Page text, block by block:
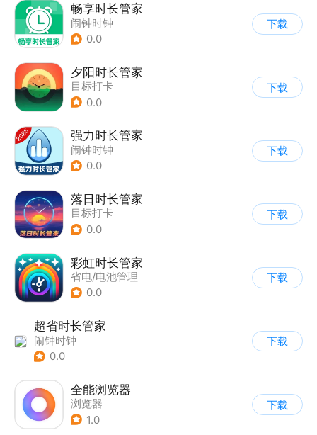
畅享时长管家
闹钟时钟
0.0
下载
夕阳时长管家
目标打卡
0.0
下载
强力时长管家
闹钟时钟
0.0
下载
落日时长管家
目标打卡
0.0
下载
彩虹时长管家
省电/电池管理
0.0
下载
超省时长管家
闹钟时钟
0.0
下载
全能浏览器
浏览器
1.0
下载